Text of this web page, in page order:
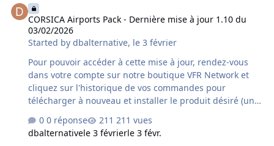
supplémentaire variable peut s'avérer nécessaire à la
mise à disposition de cette mise à jour par le revendeur
concerné. Contenu de la mise à jour version 1.30 du
26/03/2026 : - Compatibilité MSFS2024 - nombreux
aérodromes optimisés - cartes…
CORSICA Airports Pack - Dernière mise à jour 1.10 du
03/02/2026
Started bydbalternative, le 3 février
Pour pouvoir accéder à cette mise à jour, rendez-vous
dans votre compte sur notre boutique VFR Network et
cliquez sur l'historique de vos commandes pour
télécharger à nouveau et installer le produit désiré (une
désinstallation préalable du produit déjà installé sur
votre ordinateur est fortement conseillée). Si vous avez
acquis le produit chez un autre revendeur assurez-vous
0 réponse
211 vues
dbalternativele 3 févrierle 3 févr.